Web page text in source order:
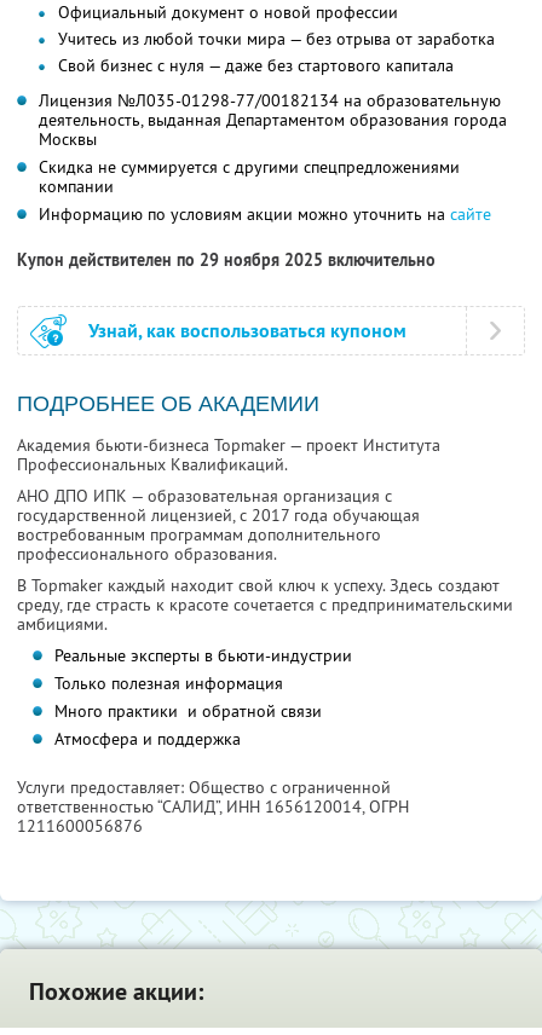
Официальный документ о новой профессии
Учитесь из любой точки мира — без отрыва от заработка
Свой бизнес с нуля — даже без стартового капитала
Лицензия №Л035-01298-77/00182134 на образовательную
деятельность, выданная Департаментом образования города
Москвы
Скидка не суммируется с другими спецпредложениями
компании
Информацию по условиям акции можно уточнить на сайте
Купон действителен по 29 ноября 2025 включительно
Узнай, как воспользоваться купоном
ПОДРОБНЕЕ ОБ АКАДЕМИИ
Академия бьюти-бизнеса Topmaker — проект Института
Профессиональных Квалификаций.
АНО ДПО ИПК — образовательная организация с
государственной лицензией, с 2017 года обучающая
востребованным программам дополнительного
профессионального образования.
В Topmaker каждый находит свой ключ к успеху. Здесь создают
среду, где страсть к красоте сочетается с предпринимательскими
амбициями.
Реальные эксперты в бьюти-индустрии
Только полезная информация
Много практики и обратной связи
Атмосфера и поддержка
Услуги предоставляет: Общество с ограниченной
ответственностью “САЛИД”, ИНН 1656120014, ОГРН
1211600056876
Похожие акции: